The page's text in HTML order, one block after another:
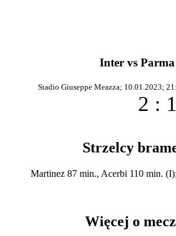
Inter vs Parma
Stadio Giuseppe Meazza; 10.01.2023;
2 : 1
Strzelcy
Martinez 87 min., Acerbi 110 min.
Więcej o